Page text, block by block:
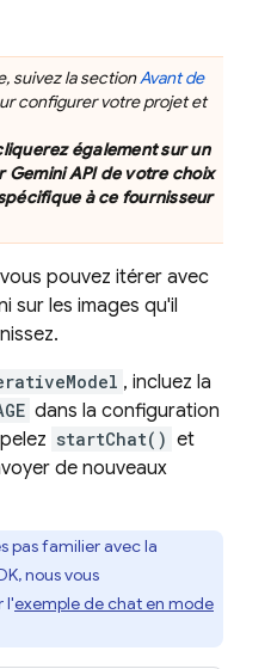
suivez la sectionAvant de
configurer votre projet et
également sur un
Gemini APIde votre choix
à ce fournisseur
pouvez itérer avec
sur les images qu'il
, incluez la
dans la configuration
startChat() et
de nouveaux
pas familier avec la
nous vous
l'exemple de chat en mode